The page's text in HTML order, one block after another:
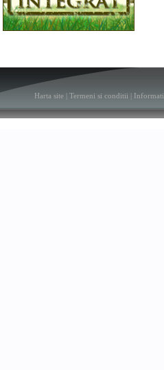
Harta site | Termeni si conditii |